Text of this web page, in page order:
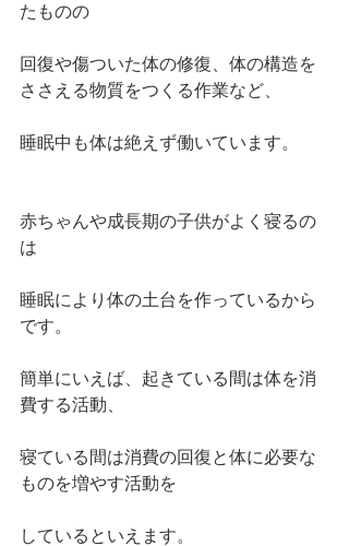
たものの
回復や傷ついた体の修復、体の構造を
ささえる物質をつくる作業など、
睡眠中も体は絶えず働いています。
赤ちゃんや成長期の子供がよく寝るの
は
睡眠により体の土台を作っているから
です。
簡単にいえば、起きている間は体を消
費する活動、
寝ている間は消費の回復と体に必要な
ものを増やす活動を
しているといえます。